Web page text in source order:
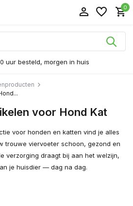
0
uur besteld, morgen in huis
voor Hond Kat
voor honden en katten vind je alles
trouwe viervoeter schoon, gezond en
verzorging draagt bij aan het welzijn,
je huisdier — dag na dag.